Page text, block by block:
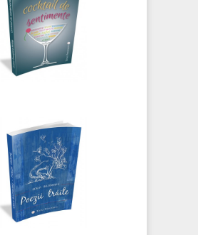
Motaș - Cocktail
de sentimente
Adela Bujorianu
- Poezii trăite